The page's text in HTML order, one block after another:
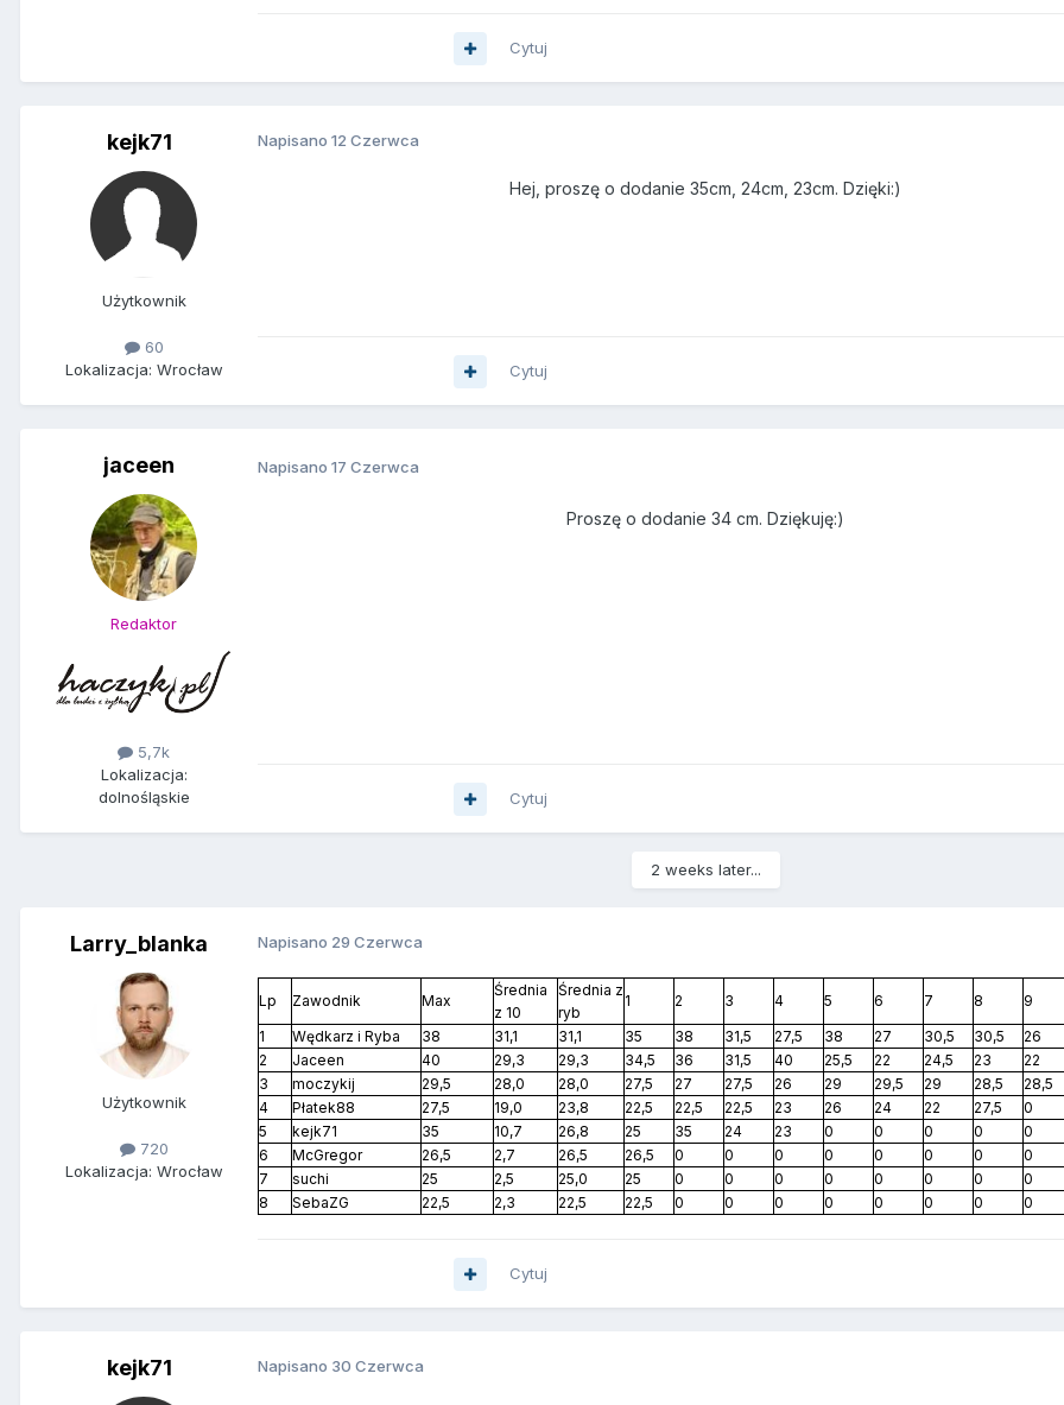
Cytuj
kejk71
Użytkownik
60
Lokalizacja: Wrocław
Napisano 12 Czerwca
Hej, proszę o dodanie 35cm, 24cm, 23cm. Dzięki:)
Cytuj
jaceen
Redaktor
5,7k
Lokalizacja:
dolnośląskie
Napisano 17 Czerwca
Proszę o dodanie 34 cm. Dziękuję:)
Cytuj
2 weeks later...
Larry_blanka
Użytkownik
720
Lokalizacja: Wrocław
Napisano 29 Czerwca
Lp Zawodnik Max
Średnia
z 10
Średnia z
ryb
1 2 3 4 5 6 7 8 9
1
Wędkarz i Ryba 38 31,1 31,1 35 38 31,5 27,5 38 27 30,5 30,5 26
2
Jaceen 40 29,3 29,3 34,5 36 31,5 40 25,5 22 24,5 23 22
3
moczykij 29,5 28,0 28,0 27,5 27 27,5 26 29 29,5 29 28,5 28,5
4
Płatek88 27,5 19,0 23,8 22,5 22,5 22,5 23 26 24 22 27,5 0
5
kejk71 35 10,7 26,8 25 35 24 23 0 0 0 0 0
6
McGregor 26,5 2,7 26,5 26,5 0 0 0 0 0 0 0 0
7
suchi 25 2,5 25,0 25 0 0 0 0 0 0 0 0
8
SebaZG 22,5 2,3 22,5 22,5 0 0 0 0 0 0 0 0
Cytuj
kejk71 Napisano 30 Czerwca